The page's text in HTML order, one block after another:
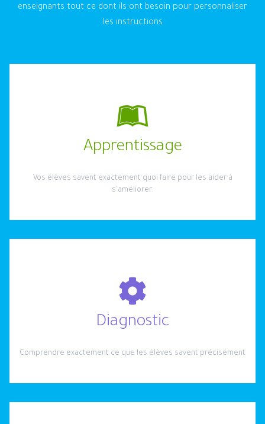
enseignants tout ce dont ils ont besoin pour personnaliser
les instructions
Apprentissage
Vos élèves savent exactement quoi faire pour les aider à
s'améliorer.
Diagnostic
Comprendre exactement ce que les élèves savent précisément